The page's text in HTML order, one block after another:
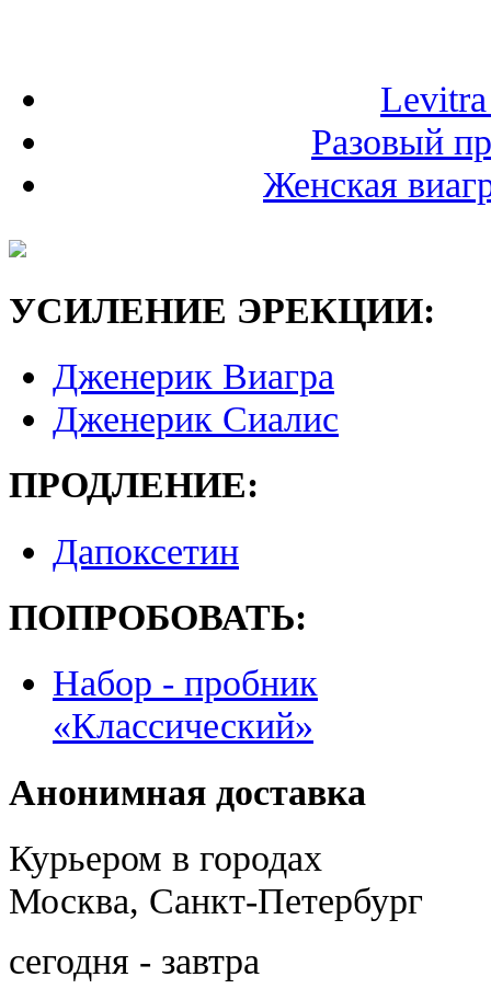
Разовый
Женская
УСИЛЕНИЕ ЭРЕКЦИИ:
Дженерик Виагра
Дженерик Сиалис
ПРОДЛЕНИЕ:
Дапоксетин
ПОПРОБОВАТЬ:
Набор - пробник
«Классический»
Анонимная доставка
Курьером в городах
Москва, Санкт-Петербург
сегодня - завтра